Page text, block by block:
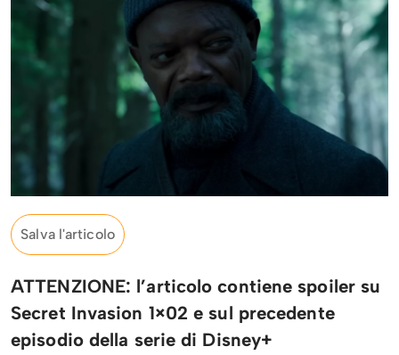
Salva l'articolo
ATTENZIONE: l’articolo contiene spoiler su
Secret Invasion 1×02 e sul precedente
episodio della serie di Disney+